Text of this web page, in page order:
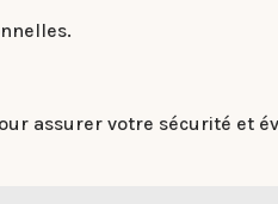
assurer votre sécurité et